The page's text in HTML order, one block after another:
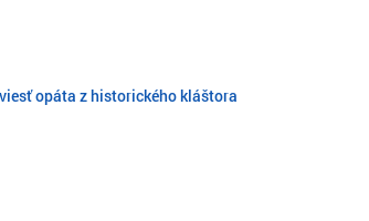
opáta z historického kláštora